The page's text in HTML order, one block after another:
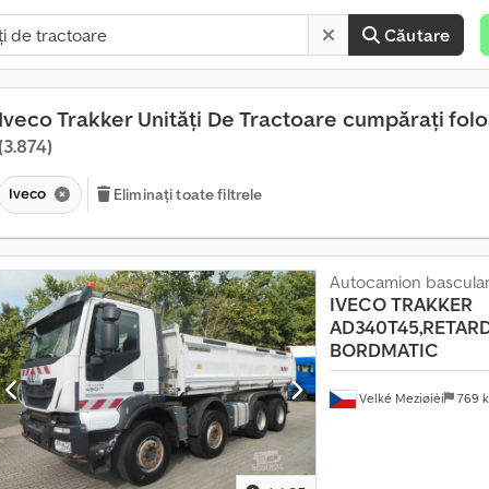
Căutare
Iveco Trakker Unități De Tractoare cumpărați
Iveco Eliminați toate filtrele
Velké Meziøíèí 769
Autocamion
IVECOTRAKKER
BORDMATIC
V
â
n
z
a